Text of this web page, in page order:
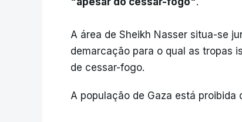
A área de Sheikh Nasser situa-se
demarcação para o qual as tropas
de cessar-fogo.
A população de Gaza está